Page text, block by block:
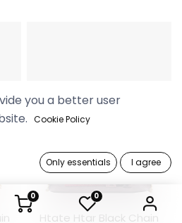
0 0
Htate Htar Black Chain
you a better user
Cookie Policy
Only essentials I agree